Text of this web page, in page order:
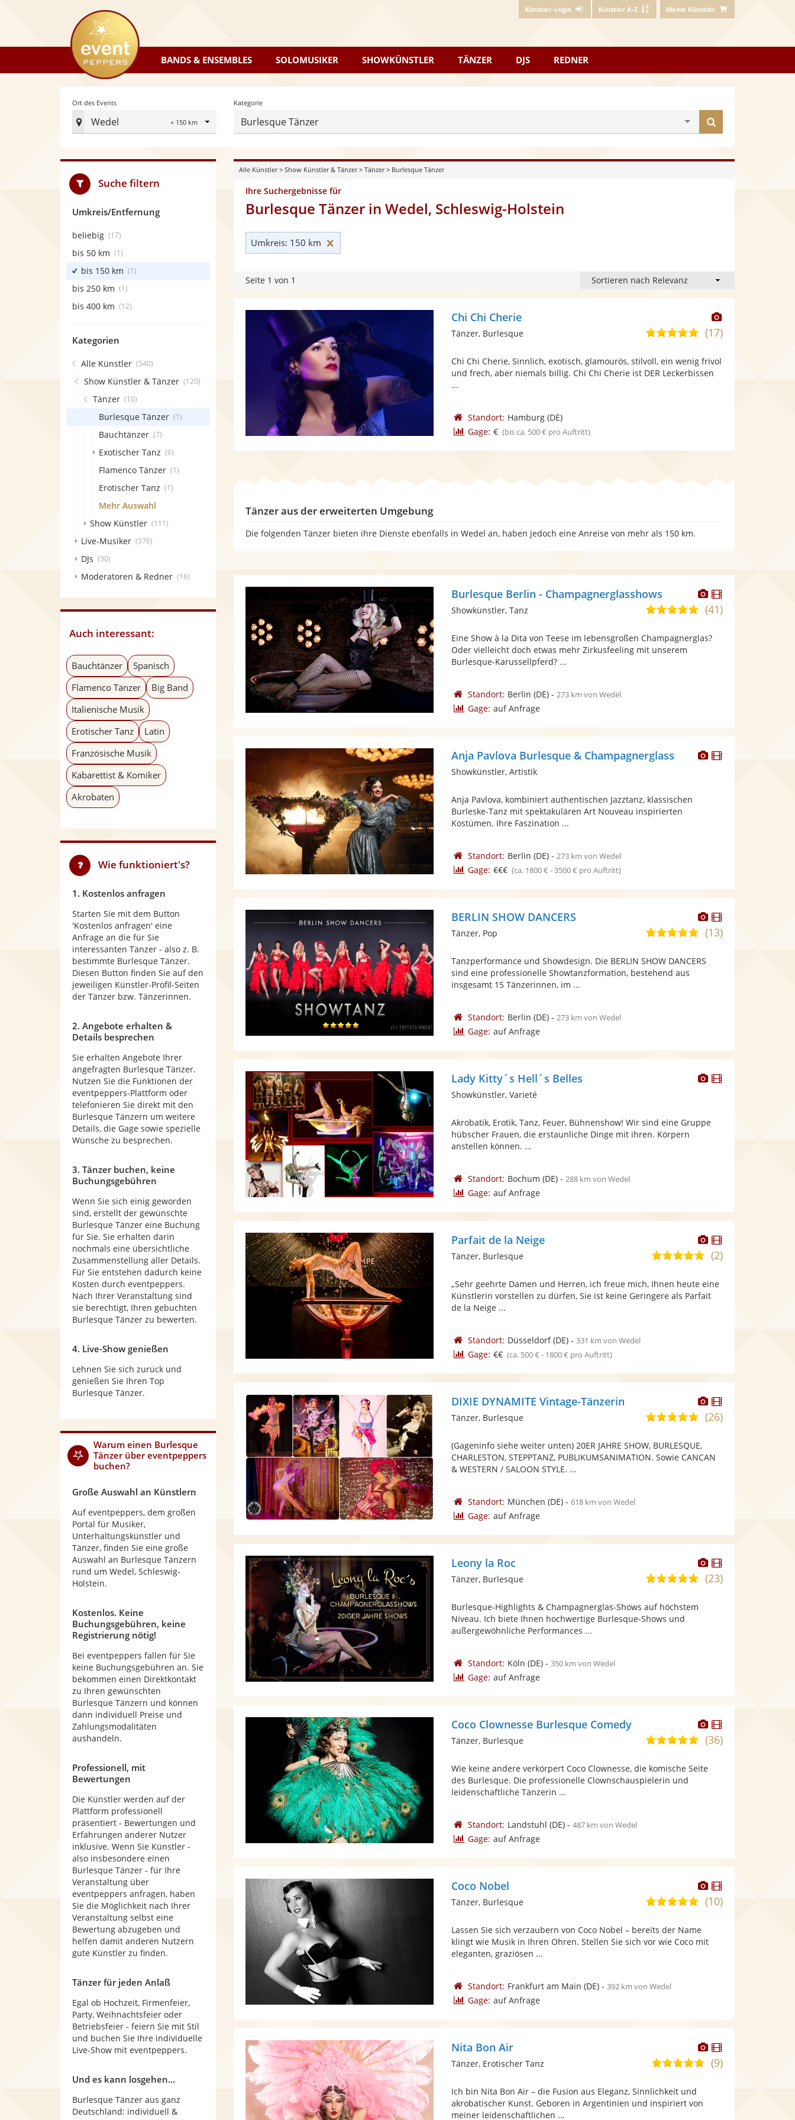
Künstler-Login Künstler A-Z Meine Künstler
eventpeppers
BANDS & ENSEMBLES SOLOMUSIKER SHOWKÜNSTLER TÄNZER DJS REDNER
Ort des Events
Wedel
Radius
Ort
Events
festlegen
Kategorie
Burlesque Tänzer
finden
Alle Künstler> Show Künstler & Tänzer> Tänzer> Burlesque Tänzer
Ihre Suchergebnisse für
Burlesque Tänzer in Wedel, Schleswig-Holstein
Umkreis: 150 km
Seite 1 von 1
Dieser
Künstler
Chi Chi Cherie
4,8
5
Sternen
(17)
Tänzer, Burlesque
Chi Chi Cherie, Sinnlich, exotisch, glamourös, stilvoll, ein wenig frivol
und frech, aber niemals billig. Chi Chi Cherie ist DER Leckerbissen
...
Standort: Hamburg(DE)
Gage: € (bis ca. 500 € pro Auftritt)
Tänzer aus der erweiterten Umgebung
Die folgenden Tänzer bieten ihre Dienste ebenfalls in Wedel an, haben jedoch eine Anreise von mehr als 150 km.
Dieser
Künstler
stellt
bereit.
Dieser
Künstler
Burlesque Berlin - Champagnerglasshows
5,0
5
(41)
Showkünstler, Tanz
Eine Show à la Dita von Teese im lebensgroßen Champagnerglas?
Oder vielleicht doch etwas mehr Zirkusfeeling mit unserem
Burlesque-Karussellpferd? ...
Standort: Berlin (DE)- 273 km von Wedel
Gage: auf Anfrage
DieserDieser
Anja Pavlova Burlesque & Champagnerglass
Showkünstler, Artistik
Anja Pavlova, kombiniert authentischen Jazztanz, klassischen
Burleske-Tanz mit spektakulären Art Nouveau inspirierten
Kostümen. Ihre Faszination ...
Standort: Berlin (DE)- 273 km von Wedel
Gage: €€€ (ca. 1800 € - 3500 € pro Auftritt)
Dieser
Künstler
stellt
Dieser
Künstler
BERLIN SHOW DANCERS
5,0
5
(13)
Tänzer, Pop
Tanzperformance und Showdesign. Die BERLIN SHOW DANCERS
sind eine professionelle Showtanzformation, bestehend aus
insgesamt 15 Tänzerinnen, im ...
Standort: Berlin (DE)- 273 km von Wedel
Gage: auf Anfrage
Dieser
bereit.
Dieser
Lady Kitty´s Hell´s Belles
Showkünstler, Varieté
Akrobatik, Erotik, Tanz, Feuer, Bühnenshow! Wir sind eine Gruppe
hübscher Frauen, die erstaunliche Dinge mit ihren. Körpern
anstellen können. ...
Standort: Bochum (DE)- 288 km von Wedel
Gage: auf Anfrage
Dieser
Künstler
stellt
bereit.
Dieser
Künstler
Parfait de la Neige
5,0
5
Sternen
(2)
Tänzer, Burlesque
„Sehr geehrte Damen und Herren, ich freue mich, Ihnen heute eine
Künstlerin vorstellen zu dürfen, Sie ist keine Geringere als Parfait
de la Neige ...
Standort: Düsseldorf(DE)- 331 km von Wedel
Gage: €€ (ca. 500 € - 1800 € pro Auftritt)
Dieser
Künstler
stellt
bereit.
Dieser
Künstler
DIXIE DYNAMITE Vintage-Tänzerin
5,0
5
Sternen
(26)
Tänzer, Burlesque
(Gageninfo siehe weiter unten) 20ER JAHRE SHOW, BURLESQUE,
CHARLESTON, STEPPTANZ, PUBLIKUMSANIMATION. Sowie CANCAN
& WESTERN / SALOON STYLE. ...
Standort: München (DE)- 618 km von Wedel
Gage: auf Anfrage
Dieser
Künstler
stellt
Dieser
Künstler
Leony la Roc
5,0(23)
Tänzer, Burlesque
Burlesque-Highlights & Champagnerglas-Shows auf höchstem
Niveau. Ich biete Ihnen hochwertige Burlesque-Shows und
außergewöhnliche Performances ...
Standort: Köln (DE)- 350 km von Wedel
Gage: auf Anfrage
Dieser
Künstler
stellt
Dieser
Künstler
Coco Clownesse Burlesque Comedy
5,0
5
(36)
Tänzer, Burlesque
Wie keine andere verkörpert Coco Clownesse, die komische Seite
des Burlesque. Die professionelle Clownschauspielerin und
leidenschaftliche Tänzerin ...
Standort: Landstuhl (DE)- 487 km von Wedel
Gage: auf Anfrage
Dieser
Künstler
stellt
Dieser
Künstler
Coco Nobel
5,0
5
Sternen
(10)
Tänzer, Burlesque
Lassen Sie sich verzaubern von Coco Nobel – bereits der Name
klingt wie Musik in Ihren Ohren. Stellen Sie sich vor wie Coco mit
eleganten, graziösen ...
Standort: Frankfurt am Main (DE)- 392 km von Wedel
Gage: auf Anfrage
Dieser
Künstler
stellt
Dieser
Künstler
Nita Bon Air
4,8(9)
Tänzer, Erotischer Tanz
Ich bin Nita Bon Air – die Fusion aus Eleganz, Sinnlichkeit und
akrobatischer Kunst. Geboren in Argentinien und inspiriert von
meiner leidenschaftlichen ...
Suche filtern
Umkreis/Entfernung
beliebig (17)
bis 50 km (1)
bis 150 km (1)
bis 250 km (1)
bis 400 km (12)
Kategorien
Alle Künstler (540)
Show Künstler & Tänzer (120)
Tänzer (10)
Burlesque Tänzer (1)
Bauchtänzer (7)
Exotischer Tanz (6)
Flamenco Tänzer (1)
Erotischer Tanz (1)
Mehr Auswahl
Show Künstler (111)
Live-Musiker (376)
DJs (30)
Moderatoren & Redner (16)
Auch interessant:
Bauchtänzer
Spanisch
Flamenco Tänzer
Big Band
Italienische Musik
Erotischer Tanz
Latin
Französische Musik
Kabarettist & Komiker
Akrobaten
Wie funktioniert's?
1. Kostenlos anfragen
Starten Sie mit dem Button
'Kostenlos anfragen' eine
Anfrage an die für Sie
interessanten Tänzer - also z. B.
bestimmte Burlesque Tänzer.
Diesen Button finden Sie auf den
jeweiligen Künstler-Profil-Seiten
der Tänzer bzw. Tänzerinnen.
2. Angebote erhalten &
Details besprechen
Sie erhalten Angebote Ihrer
angefragten Burlesque Tänzer.
Nutzen Sie die Funktionen der
eventpeppers-Plattform oder
telefonieren Sie direkt mit den
Burlesque Tänzern um weitere
Details, die Gage sowie spezielle
Wünsche zu besprechen.
3. Tänzer buchen, keine
Buchungsgebühren
Wenn Sie sich einig geworden
sind, erstellt der gewünschte
Burlesque Tänzer eine Buchung
für Sie. Sie erhalten darin
nochmals eine übersichtliche
Zusammenstellung aller Details.
Für Sie entstehen dadurch keine
Kosten durch eventpeppers.
Nach Ihrer Veranstaltung sind
sie berechtigt, Ihren gebuchten
Burlesque Tänzer zu bewerten.
4. Live-Show genießen
Lehnen Sie sich zurück und
genießen Sie Ihren Top
Burlesque Tänzer.
Warum einen Burlesque
Tänzerüber eventpeppers
buchen?
Große Auswahl an Künstlern
Auf eventpeppers, dem großen
Portal für Musiker,
Unterhaltungskünstler und
Tänzer, finden Sie eine große
Auswahl an Burlesque Tänzern
rund um Wedel, Schleswig-
Holstein.
Kostenlos. Keine
Buchungsgebühren, keine
Registrierung nötig!
Bei eventpeppers fallen für Sie
keine Buchungsgebühren an. Sie
bekommen einen Direktkontakt
zu Ihren gewünschten
Burlesque Tänzern und können
dann individuell Preise und
Zahlungsmodalitäten
aushandeln.
Professionell, mit
Bewertungen
Die Künstler werden auf der
Plattform professionell
präsentiert - Bewertungen und
Erfahrungen anderer Nutzer
inklusive. Wenn Sie Künstler -
also insbesondere einen
Burlesque Tänzer - für Ihre
Veranstaltung über
eventpeppers anfragen, haben
Sie die Möglichkeit nach Ihrer
Veranstaltung selbst eine
Bewertung abzugeben und
helfen damit anderen Nutzern
gute Künstler zu finden.
Tänzer für jeden Anlaß
Egal ob Hochzeit, Firmenfeier,
Party, Weihnachtsfeier oder
Betriebsfeier - feiern Sie mit Stil
und buchen Sie Ihre individuelle
Live-Show mit eventpeppers.
Und es kann losgehen...
Burlesque Tänzer aus ganz
Deutschland: individuell &